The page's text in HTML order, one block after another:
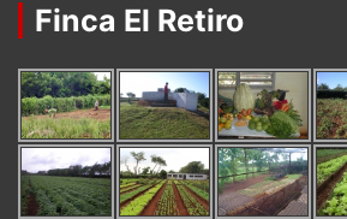
Finca El Retiro